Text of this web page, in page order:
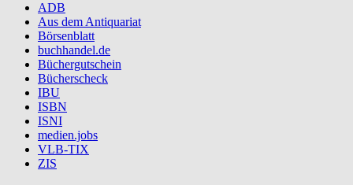
ADB
Aus dem Antiquariat
Börsenblatt
buchhandel.de
Büchergutschein
Bücherscheck
IBU
ISBN
ISNI
medien.jobs
VLB-TIX
ZIS